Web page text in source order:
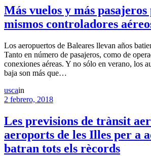
Más vuelos y más pasajeros
mismos controladores
Los aeropuertos de Baleares llevan años
Tanto en número de pasajeros, como de
conexiones aéreas. Y no sólo en verano, los
baja son más que…
uscain
2 febrero, 2018
Les previsions de trànsit
aeroports de les Illes per a
batran tots els rècords